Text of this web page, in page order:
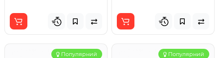
Популярний Популярний